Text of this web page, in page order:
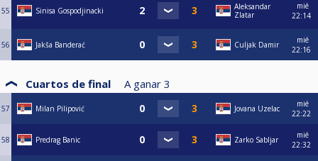
55 Sinisa Gospodjinacki
Aleksandar
Zlatar
mié
22:14
56 Jakša Banderać Culjak Damir
mié
22:16
Cuartos de final A ganar 3
57 Milan Pilipović Jovana Uzelac
mié
22:22
58 Predrag Banic Zarko Sabljar
mié
22:32